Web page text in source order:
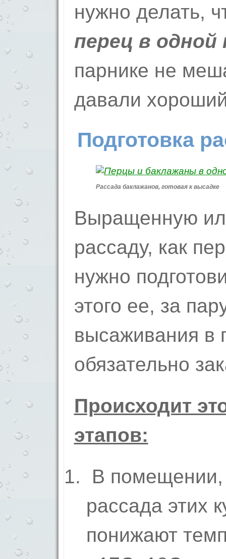
нужно делать,
перец в одной
парнике не
давали
Подготовка
Рассада баклажанов, готовая к высадке
Выращенную
рассаду, как
нужно
этого ее, за
высаживания в
обязательно
Происходит
этапов:
В помещении,
рассада этих
понижают